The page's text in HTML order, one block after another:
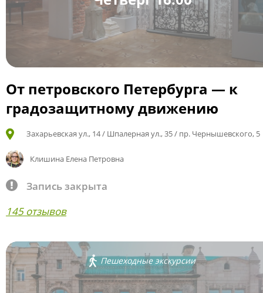
От петровского Петербурга — к
градозащитному движению
Захарьевская ул., 14 / Шпалерная ул., 35 / пр. Чернышевского, 5
Клишина Елена Петровна
Запись закрыта
145 отзывов
Пешеходные экскурсии